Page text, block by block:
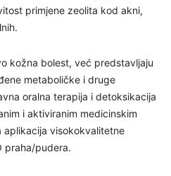
primjene zeolita kod akni,
kožna bolest, već predstavljaju
metaboličke i druge
oralna terapija i detoksikacija
i aktiviranim medicinskim
aplikacija visokokvalitetne
praha/pudera.